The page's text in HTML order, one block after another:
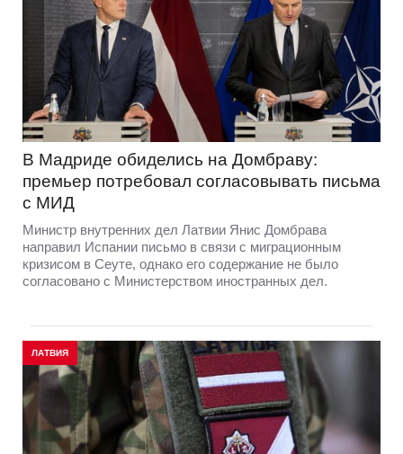
В Мадриде обиделись на Домбраву:
премьер потребовал согласовывать письма
с МИД
Министр внутренних дел Латвии Янис Домбрава
направил Испании письмо в связи с миграционным
кризисом в Сеуте, однако его содержание не было
согласовано с Министерством иностранных дел.
ЛАТВИЯ